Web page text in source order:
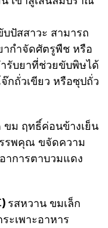
ปัสสาวะ สามารถ
กำจัดศัตรูพืช หรือ
รับยาที่ช่วยขับพิษได้
กถั่วเขียว หรือซุปถั่ว
ขม ฤทธิ์ค่อนข้างเย็น
รพคุณ ขจัดความ
าการตาบวมแดง
รสหวาน ขมเล็ก
ะเพาะอาหาร